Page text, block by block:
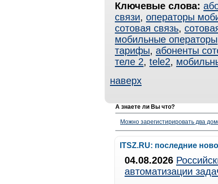
Ключевые слова:
связи, операторы
сотовая связь,
мобильные операторы
тарифы, абоненты
теле 2, tele2,
наверх
А знаете ли Вы что?
Можно зарегистирировать два
ITSZ.RU: последние
04.08.2026
автоматизации